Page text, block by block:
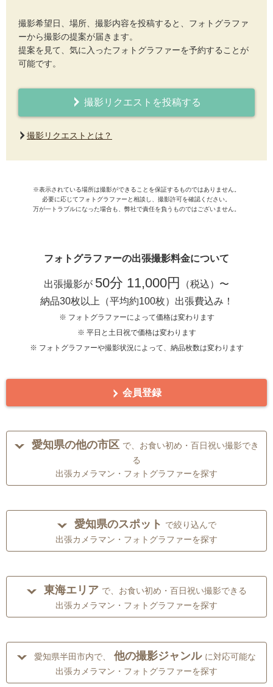
撮影希望日、場所、撮影内容を投稿すると、フォトグラファ
ーから撮影の提案が届きます。
提案を見て、気に入ったフォトグラファーを予約することが
可能です。
撮影リクエストを投稿する
撮影リクエストとは？
※表示されている場所は撮影ができることを保証するものではありません。
必要に応じてフォトグラファーと相談し、撮影許可を確認ください。
万が一トラブルになった場合も、弊社で責任を負うものではございません。
フォトグラファーの出張撮影料金について
出張撮影が 50分 11,000円
（税込）〜
納品30枚以上（平均約100枚）出張費込み！
※ フォトグラファーによって価格は変わります
※ 平日と土日祝で価格は変わります
※ フォトグラファーや撮影状況によって、納品枚数は変わります
会員登録
愛知県の他の市区 で、お食い初め・百日祝い撮影でき
る
出張カメラマン・フォトグラファーを探す
愛知県のスポット で絞り込んで
出張カメラマン・フォトグラファーを探す
東海エリア で、お食い初め・百日祝い撮影できる
出張カメラマン・フォトグラファーを探す
愛知県半田市内で、 他の撮影ジャンル に対応可能な
出張カメラマン・フォトグラファーを探す